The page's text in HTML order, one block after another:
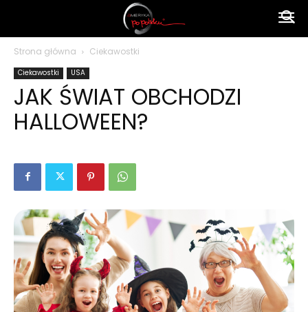
Strona główna Ciekawostki
Ciekawostki USA
JAK ŚWIAT OBCHODZI
HALLOWEEN?